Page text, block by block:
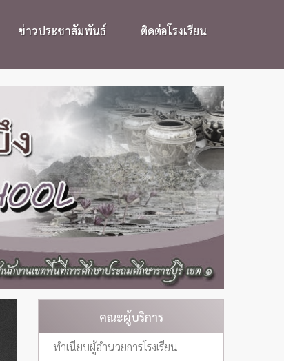
ข่าวประชาสัมพันธ์ ติดต่อโรงเรียน
คณะผู้บริการ
ทำเนียบผู้อำนวยการโรงเรียน